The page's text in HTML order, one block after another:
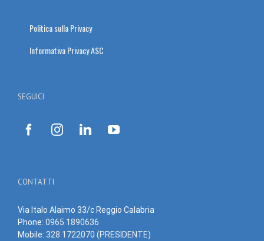
Politica sulla Privacy
Informativa Privacy ASC
SEGUICI
CONTATTI
Via Italo Alaimo 33/c Reggio Calabria
Phone: 0965 1890636
Mobile: 328 1722070 (PRESIDENTE)